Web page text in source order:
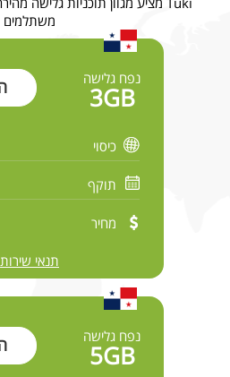
משתלמים
נפח גלישה
3GB
כיסוי
תוקף
מחיר
תנאי שירות
נפח גלישה
5GB